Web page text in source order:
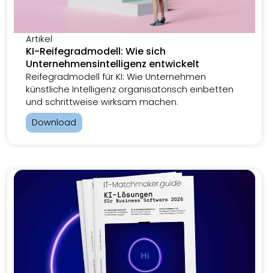
Artikel
KI-Reifegradmodell: Wie sich
Unternehmensintelligenz entwickelt
Reifegradmodell für KI: Wie Unternehmen
künstliche Intelligenz organisatorisch einbetten
und schrittweise wirksam machen.
Download